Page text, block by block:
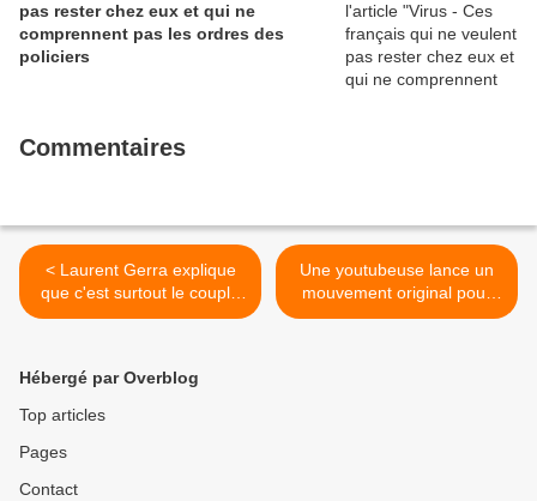
pas rester chez eux et qui ne
comprennent pas les ordres des
policiers
Commentaires
< Laurent Gerra explique
que c'est surtout le couple
Macron qui l'inspire et pas
Une youtubeuse lance un
mouvement original pour
être "sans complexe"
Hébergé par Overblog
Top articles
Pages
Contact